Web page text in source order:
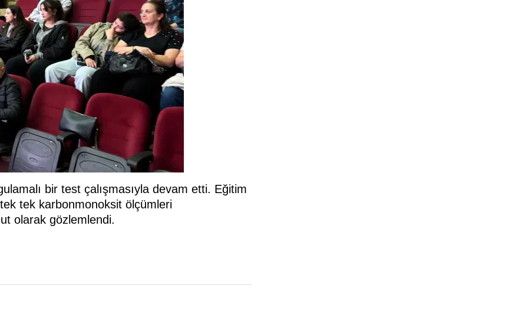
bir test çalışmasıyla devam etti. Eğitim
tek tek karbonmonoksit ölçümleri
olarak gözlemlendi.